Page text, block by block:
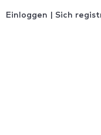
Einloggen | Sich